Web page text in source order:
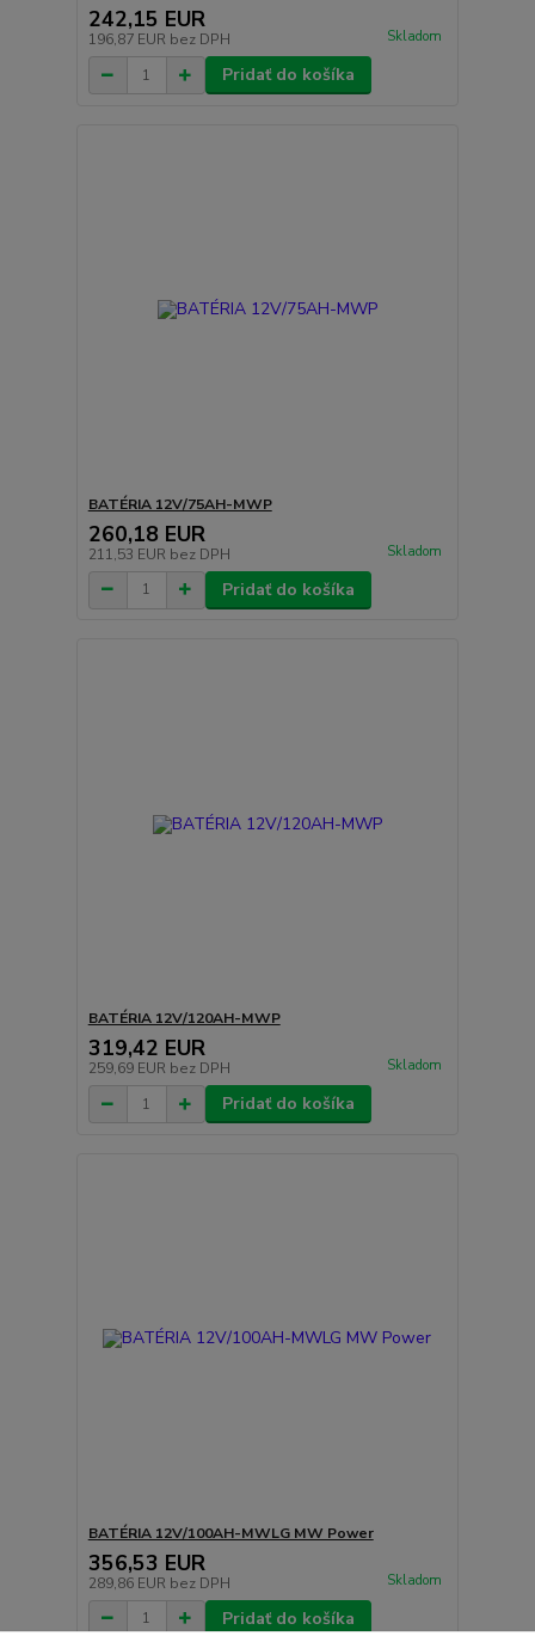
242,15 EUR
196,87 EUR bez DPH Skladom
Pridať do košíka
BATÉRIA 12V/75AH-MWP
260,18 EUR
211,53 EUR bez DPH Skladom
Pridať do košíka
BATÉRIA 12V/120AH-MWP
319,42 EUR
259,69 EUR bez DPH Skladom
Pridať do košíka
BATÉRIA 12V/100AH-MWLG MW Power
356,53 EUR
289,86 EUR bez DPH Skladom
Pridať do košíka